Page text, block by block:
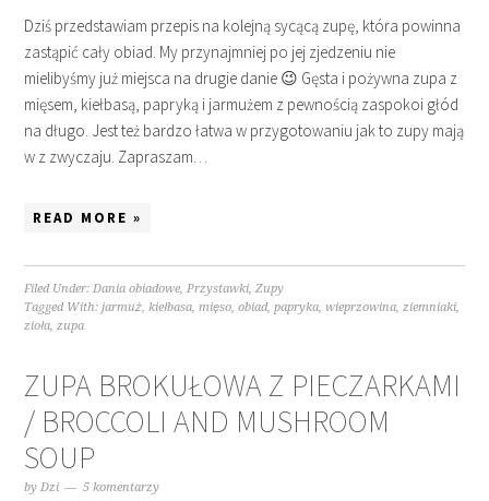
Dziś przedstawiam przepis na kolejną sycącą zupę, która powinna
zastąpić cały obiad. My przynajmniej po jej zjedzeniu nie
mielibyśmy już miejsca na drugie danie 😉 Gęsta i pożywna zupa z
mięsem, kiełbasą, papryką i jarmużem z pewnością zaspokoi głód
na długo. Jest też bardzo łatwa w przygotowaniu jak to zupy mają
w z zwyczaju. Zapraszam…
READ MORE »
Filed Under:Dania obiadowe,Przystawki,Zupy
Tagged With:jarmuż,kiełbasa,mięso,obiad,papryka,wieprzowina,ziemniaki,
zioła,zupa
ZUPA BROKUŁOWA Z PIECZARKAMI
/ BROCCOLI AND MUSHROOM
SOUP
byDzi 5 komentarzy